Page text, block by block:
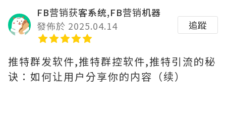
FB营销获客系统,FB营销机器
發佈於 2025.04.14
追蹤
推特群发软件,推特群控软件,推特引流的秘
诀：如何让用户分享你的内容（续）